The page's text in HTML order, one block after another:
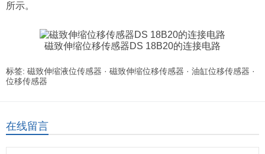
所示。
磁致伸缩位移传感器DS 18B20的连接电路
标签: 磁致伸缩液位传感器 · 磁致伸缩位移传感器 · 油缸位移传感器 ·
位移传感器
在线留言